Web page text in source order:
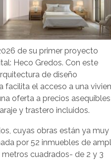
de su primer proyecto
Heco Gredos. Con este
de diseño
facilita el acceso a una
oferta a precios
y trastero incluidos.
cuyas obras están ya muy
por 52 inmuebles de
cuadrados- de 2 y 3